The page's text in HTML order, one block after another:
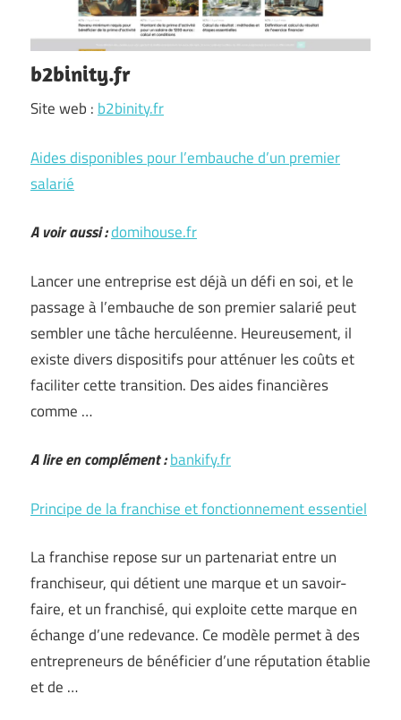
b2binity.fr
Site web : b2binity.fr
Aides disponibles pour l’embauche d’un premier
salarié
A voir aussi :domihouse.fr
Lancer une entreprise est déjà un défi en soi, et le
passage à l’embauche de son premier salarié peut
sembler une tâche herculéenne. Heureusement, il
existe divers dispositifs pour atténuer les coûts et
faciliter cette transition. Des aides financières
comme …
A lire en complément :bankify.fr
Principe de la franchise et fonctionnement essentiel
La franchise repose sur un partenariat entre un
franchiseur, qui détient une marque et un savoir-
faire, et un franchisé, qui exploite cette marque en
échange d’une redevance. Ce modèle permet à des
entrepreneurs de bénéficier d’une réputation établie
et de …